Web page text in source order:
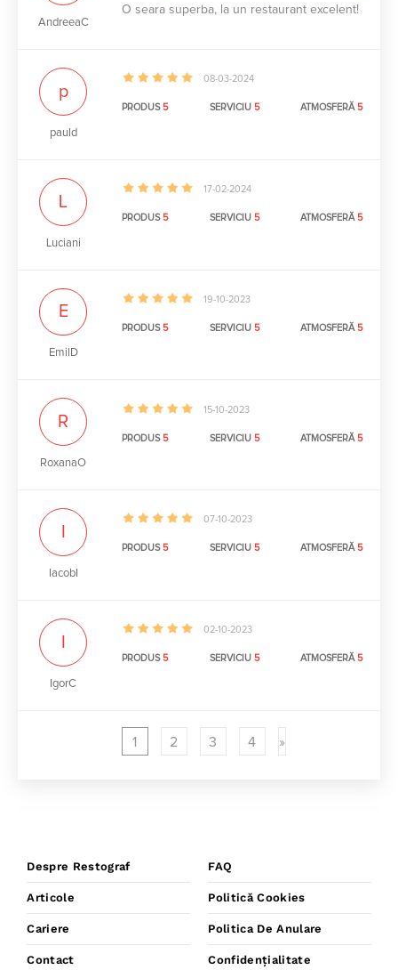
AndreeaC
O seara superba, la un restaurant excelent!
p
pauld
08-03-2024
PRODUS5 SERVICIU 5 ATMOSFERĂ5
L
Luciani
17-02-2024
PRODUS5 SERVICIU 5 ATMOSFERĂ 5
E
EmilD
19-10-2023
PRODUS5 SERVICIU 5 ATMOSFERĂ 5
R
RoxanaO
15-10-2023
PRODUS5 SERVICIU 5 ATMOSFERĂ 5
IacobI
07-10-2023
PRODUS5 SERVICIU 5 ATMOSFERĂ5
IgorC
02-10-2023
PRODUS5 SERVICIU 5 ATMOSFERĂ 5
1 2 3 4 »
Despre Restograf
Articole
Cariere
Contact
FAQ
Politică Cookies
Politica De Anulare
Confidențialitate